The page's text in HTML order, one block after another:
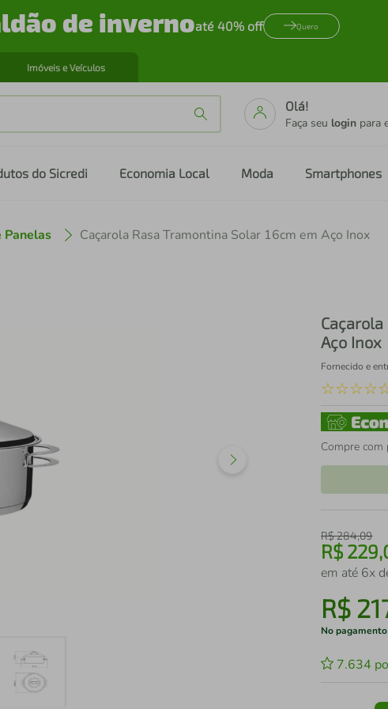
de invernoaté 40% off Quero
Imóveis e Veículos
Olá!
Faça seu login para
do Sicredi Economia Local Moda Smartphones
Panelas Caçarola Rasa Tramontina Solar 16cm em Aço Inox
Aço Inox
Fornecido e
☆☆☆☆
Compre com
R$284,09
R$229,
em até 6x
R$
No
7.634